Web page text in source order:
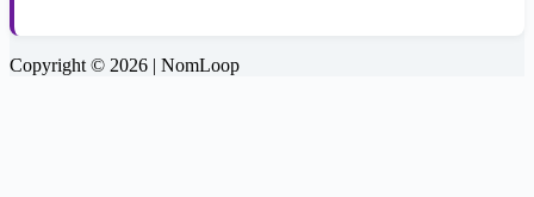
Copyright © 2026 | NomLoop